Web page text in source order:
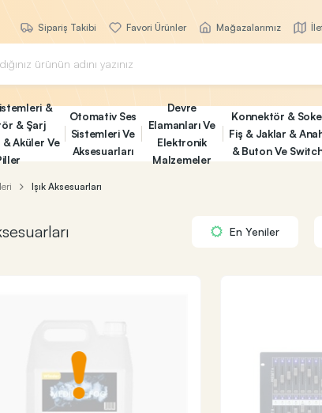
Sipariş Takibi Favori Ürünler Mağazalarımız
&
& Şarj
& Aküler Ve
Otomativ Ses
Sistemleri Ve
Aksesuarları
Devre
Elamanları Ve
Elektronik
Malzemeler
Konnektör &
Fiş & Jaklar &
& Buton Ve
Işık Aksesuarları
En Yeniler